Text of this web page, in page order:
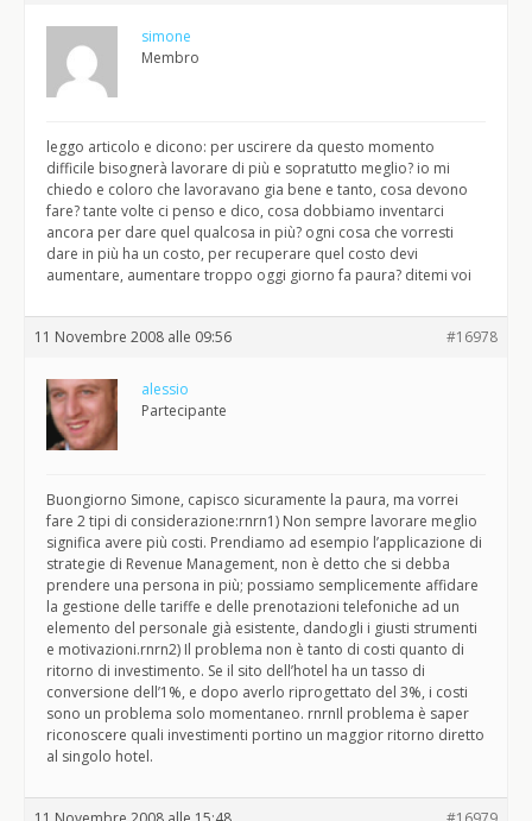
simone
Membro
leggo articolo e dicono: per uscirere da questo momento
difficile bisognerà lavorare di più e sopratutto meglio? io mi
chiedo e coloro che lavoravano gia bene e tanto, cosa devono
fare? tante volte ci penso e dico, cosa dobbiamo inventarci
ancora per dare quel qualcosa in più? ogni cosa che vorresti
dare in più ha un costo, per recuperare quel costo devi
aumentare, aumentare troppo oggi giorno fa paura? ditemi voi
11 Novembre 2008 alle 09:56 #16978
alessio
Partecipante
Buongiorno Simone, capisco sicuramente la paura, ma vorrei
fare 2 tipi di considerazione:rnrn1) Non sempre lavorare meglio
significa avere più costi. Prendiamo ad esempio l’applicazione di
strategie di Revenue Management, non è detto che si debba
prendere una persona in più; possiamo semplicemente affidare
la gestione delle tariffe e delle prenotazioni telefoniche ad un
elemento del personale già esistente, dandogli i giusti strumenti
e motivazioni.rnrn2) Il problema non è tanto di costi quanto di
ritorno di investimento. Se il sito dell’hotel ha un tasso di
conversione dell’1%, e dopo averlo riprogettato del 3%, i costi
sono un problema solo momentaneo. rnrnIl problema è saper
riconoscere quali investimenti portino un maggior ritorno diretto
al singolo hotel.